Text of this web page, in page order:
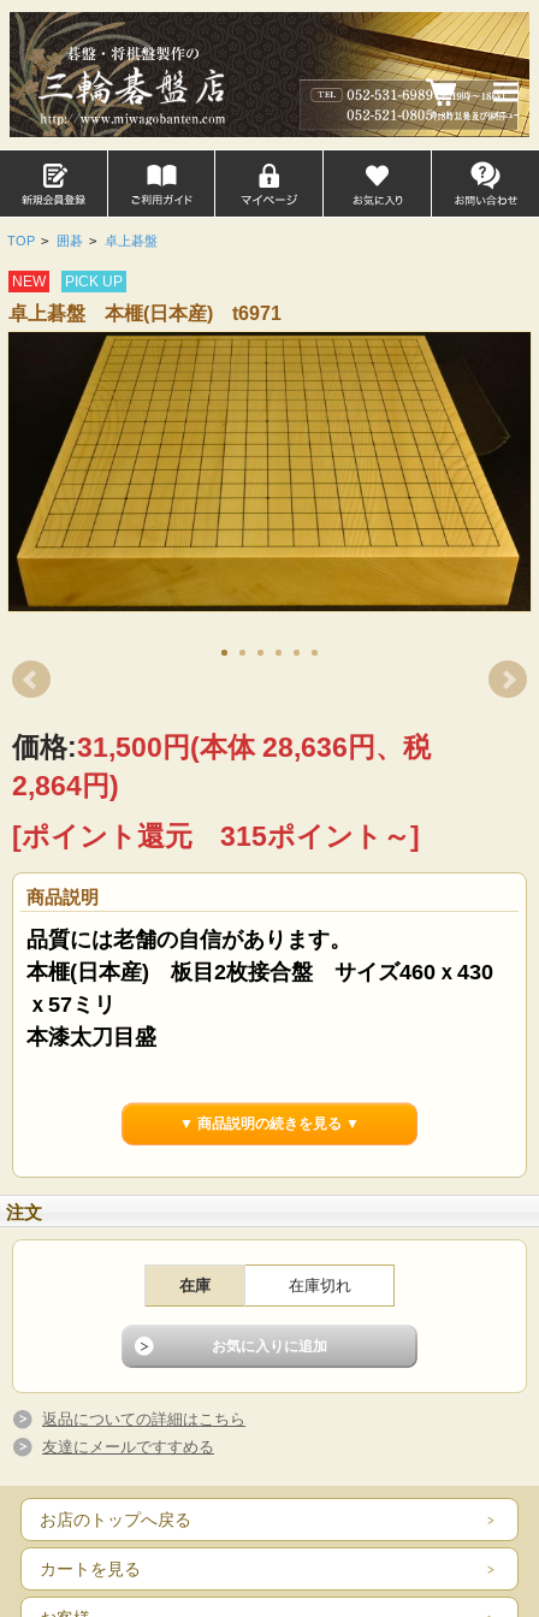
TOP > 囲碁 > 卓上碁盤
NEW PICK UP
卓上碁盤 本榧(日本産) t6971
価格:31,500円(本体 28,636円、税
2,864円)
[ポイント還元 315ポイント～]
商品説明
品質には老舗の自信があります。
本榧(日本産) 板目2枚接合盤 サイズ460ｘ430
ｘ57ミリ
本漆太刀目盛
裏面にキズが有り色付け 木口にワレ有り
№1
▼ 商品説明の続きを見る ▼
注文
在庫 在庫切れ
返品についての詳細はこちら
友達にメールですすめる
お店のトップへ戻る
カートを見る